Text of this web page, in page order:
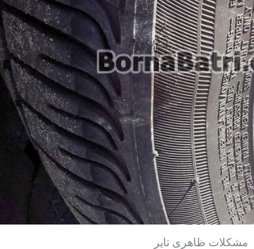
مشکلات ظاهری تایر